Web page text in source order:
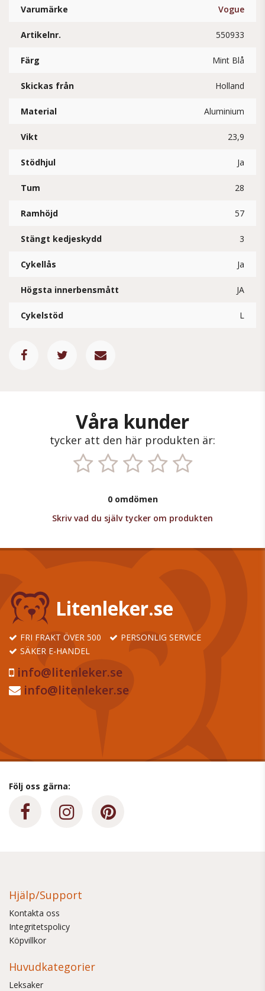
Varumärke Vogue
Artikelnr. 550933
Färg Mint Blå
Skickas från Holland
Material Aluminium
Vikt 23,9
Stödhjul Ja
Tum 28
Ramhöjd 57
Stängt kedjeskydd 3
Cykellås Ja
Högsta innerbensmått JA
Cykelstöd L
Våra kunder
tycker att den här produkten är:
0 omdömen
Skriv vad du själv tycker om produkten
Litenleker.se
FRI FRAKT ÖVER 500
PERSONLIG SERVICE
SÄKER E-HANDEL
info@litenleker.se
info@litenleker.se
Följ oss gärna:
Hjälp/Support
Kontakta oss
Integritetspolicy
Köpvillkor
Huvudkategorier
Leksaker